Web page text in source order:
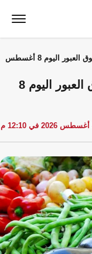
اليوم 8 أغسطس
أسعار الخضروات والفاكهة في سوق العبور اليوم 8